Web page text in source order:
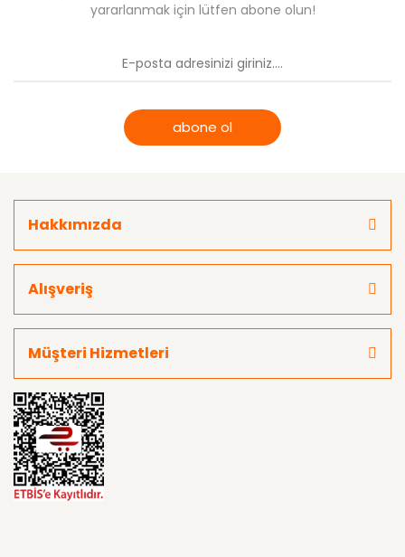
yararlanmak için lütfen abone olun!
abone ol
Hakkımızda
Alışveriş
Müşteri Hizmetleri